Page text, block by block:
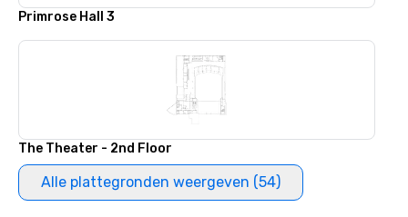
Primrose Hall 3
The Theater - 2nd Floor
Alle plattegronden weergeven (54)